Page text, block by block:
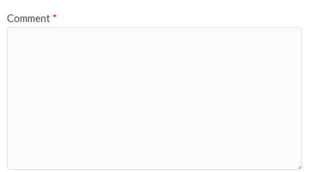
Comment *